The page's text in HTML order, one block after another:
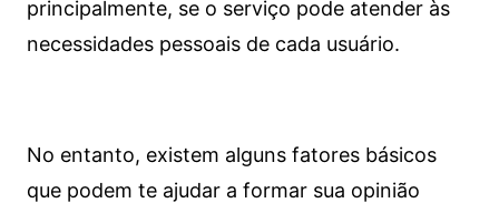
principalmente, se o serviço pode atender às
necessidades pessoais de cada usuário.
No entanto, existem alguns fatores básicos
que podem te ajudar a formar sua opinião